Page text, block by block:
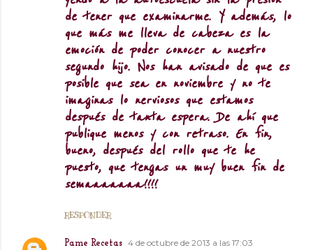
de tener que examinarme. Y además, lo
que más me lleva de cabeza es la
emoción de poder conocer a nuestro
segundo hijo. Nos han avisado de que es
posible que sea en noviembre y no te
imaginas lo nerviosos que estamos
después de tanta espera. De ahí que
publique menos y con retraso. En fin,
bueno, después del rollo que te he
puesto, que tengas un muy buen fin de
semaaaaaaa!!!!
RESPONDER
Pame Recetas 4 de octubre de 2013 a las 17:03